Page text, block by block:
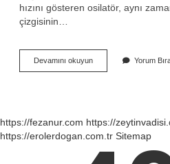
hızını gösteren osilatör, aynı
çizgisinin…
Devamını okuyunBorsada
Kağıdın
Yorum
https://fezanur.com https://
https://erolerdogan.com.tr Sitemap